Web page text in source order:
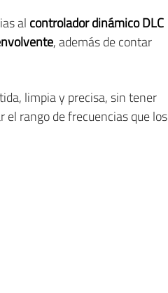
al controlador dinámico DLC
, además de contar
limpia y precisa, sin tener
el rango de frecuencias que los